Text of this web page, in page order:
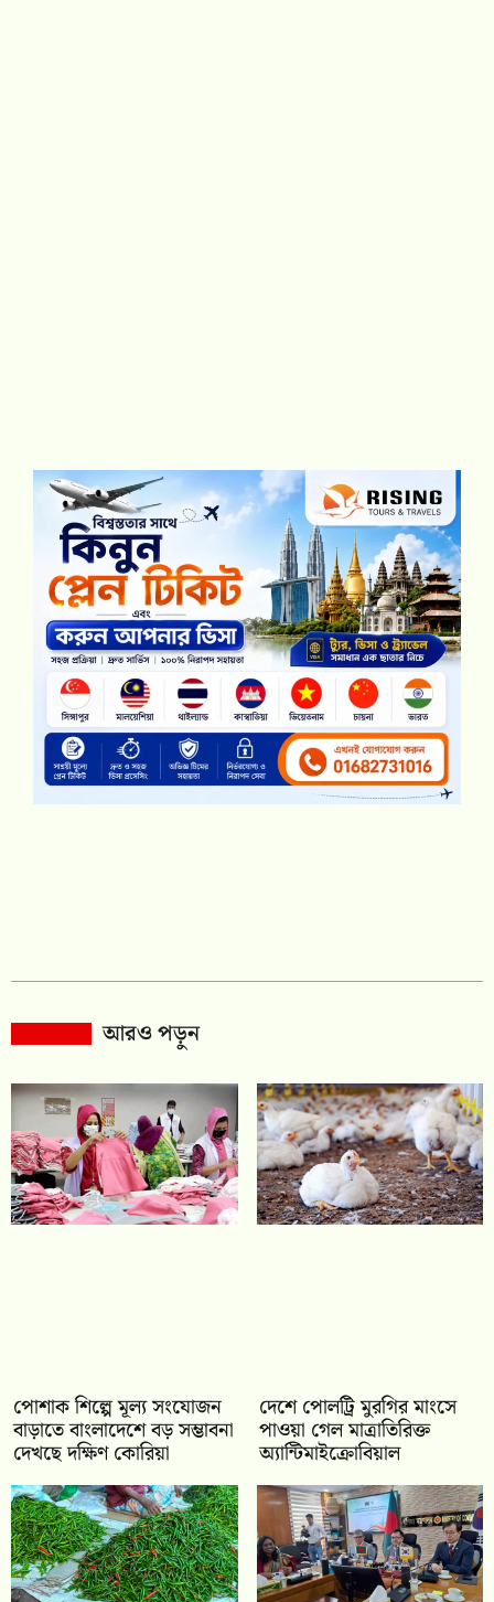
আরও পড়ুন
পোশাক শিল্পে মূল্য সংযোজন
বাড়াতে বাংলাদেশে বড় সম্ভাবনা
দেখছে দক্ষিণ কোরিয়া
দেশে পোলট্রি মুরগির মাংসে
পাওয়া গেল মাত্রাতিরিক্ত
অ্যান্টিমাইক্রোবিয়াল